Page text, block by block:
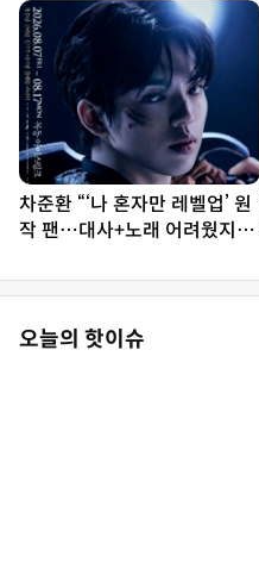
요리 [SD셀픽]
차준환 “‘나 혼자만 레벨업’ 원
작 팬…대사+노래 어려웠지만
오늘의 핫이슈